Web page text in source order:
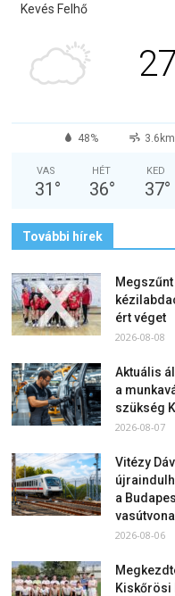
Kevés Felhő
27
48%
VAS
31 °
HÉT
36°
KED
37°
További hírek
ért véget
2026-08-08
Aktuális
a
szükség
2026-08-07
Vitézy
a
2026-08-06
Kiskőrösi